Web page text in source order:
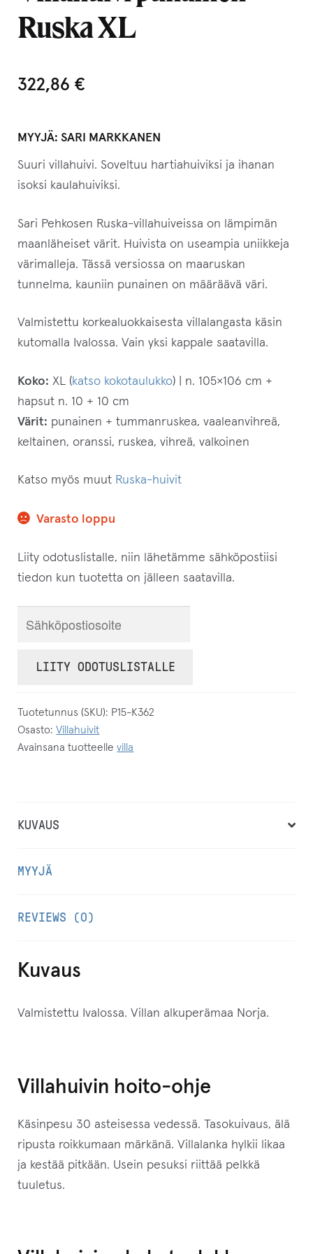
Ruska XL
322,86 €
MYYJÄ:SARI MARKKANEN
Suuri villahuivi. Soveltuu hartiahuiviksi ja ihanan
isoksi kaulahuiviksi.
Sari Pehkosen Ruska-villahuiveissa on lämpimän
maanläheiset värit. Huivista on useampia uniikkeja
värimalleja. Tässä versiossa on maaruskan
tunnelma, kauniin punainen on määräävä väri.
Valmistettu korkealuokkaisesta villalangasta käsin
kutomalla Ivalossa. Vain yksi kappale saatavilla.
Koko: XL (katso kokotaulukko) | n. 105×106 cm +
hapsut n. 10 + 10 cm
Värit: punainen + tummanruskea, vaaleanvihreä,
keltainen, oranssi, ruskea, vihreä, valkoinen
Katso myös muut Ruska-huivit
Varasto loppu
Liity odotuslistalle, niin lähetämme sähköpostiisi
tiedon kun tuotetta on jälleen saatavilla.
s
ä
p
t
o
o
i
s
l
i
i
t
LIITY ODOTUSLISTALLE
Tuotetunnus (SKU): P15-K362
Osasto:Villahuivit
Avainsana tuotteellevilla
KUVAUS
MYYJÄ
REVIEWS (0)
Kuvaus
Valmistettu Ivalossa. Villan alkuperämaa Norja.
Villahuivin hoito-ohje
Käsinpesu 30 asteisessa vedessä. Tasokuivaus, älä
ripusta roikkumaan märkänä. Villalanka hylkii likaa
ja kestää pitkään. Usein pesuksi riittää pelkkä
tuuletus.